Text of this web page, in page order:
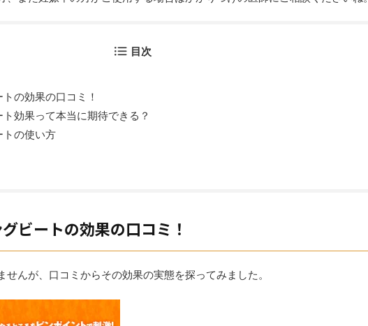
目次
の効果の口コミ！
効果って本当に期待できる？
トの使い方
ビートの効果の口コミ！
んが、口コミからその効果の実態を探ってみました。